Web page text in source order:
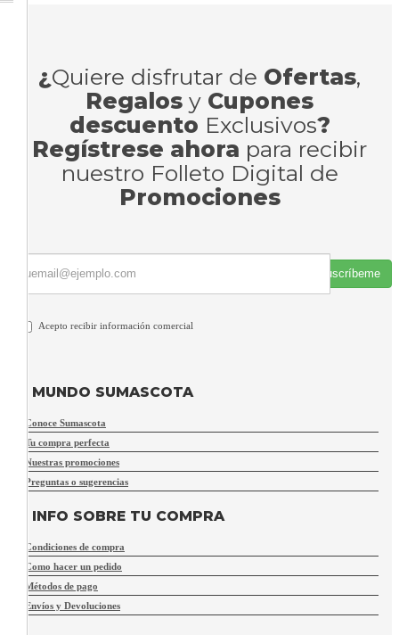
¿Quiere disfrutar de Ofertas,
Regalos y Cupones
descuento Exclusivos?
Regístrese ahora para recibir
nuestro Folleto Digital de
Promociones
Suscríbeme
Acepto recibir información comercial
MUNDO SUMASCOTA
Conoce Sumascota
Tu compra perfecta
Nuestras promociones
Preguntas o sugerencias
INFO SOBRE TU COMPRA
Condiciones de compra
Como hacer un pedido
Métodos de pago
Envíos y Devoluciones